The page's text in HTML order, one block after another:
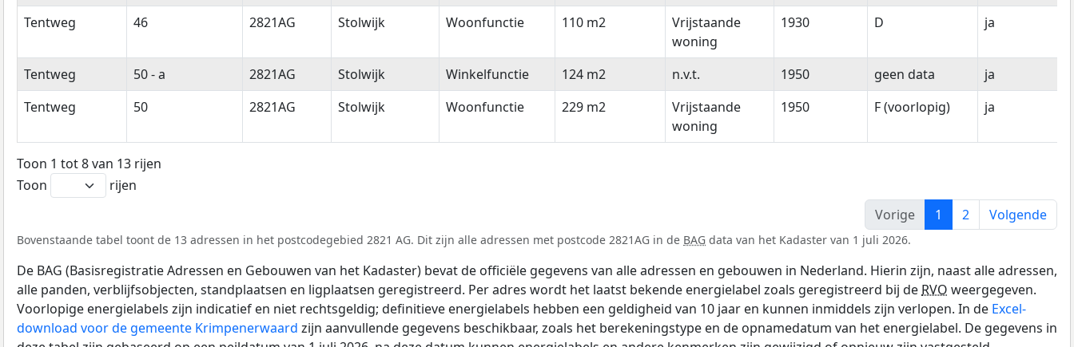
Tentweg 46 2821AG Stolwijk Woonfunctie 110 m2
Vrijstaande
woning
1930 D ja
Tentweg 50 - a 2821AG Stolwijk Winkelfunctie 124 m2 n.v.t. 1950 geen data
ja
Tentweg
50 2821AG Stolwijk Woonfunctie 229 m2
Vrijstaande
woning
1950 F (voorlopig) ja
Toon 1 tot 8 van 13 rijen
Toon
rijen
Vorige
1 2 Volgende
Bovenstaande tabel toont de 13 adressen in het postcodegebied 2821 AG. Dit zijn alle adressen met postcode 2821AG in de BAG data van het Kadaster van 1 juli 2026.
De BAG (Basisregistratie Adressen en Gebouwen van het Kadaster) bevat de officiële gegevens van alle adressen en gebouwen in Nederland. Hierin zijn, naast alle adressen,
alle panden, verblijfsobjecten, standplaatsen en ligplaatsen geregistreerd. Per adres wordt het laatst bekende energielabel zoals geregistreerd bij de RVO weergegeven.
Voorlopige energielabels zijn indicatief en niet rechtsgeldig; definitieve energielabels hebben een geldigheid van 10 jaar en kunnen inmiddels zijn verlopen. In de Excel-
download voor de gemeente Krimpenerwaard zijn aanvullende gegevens beschikbaar, zoals het berekeningstype en de opnamedatum van het energielabel. De gegevens in